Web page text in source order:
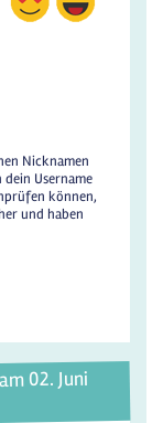
Nicknamen
Username
können,
und haben
02. Juni